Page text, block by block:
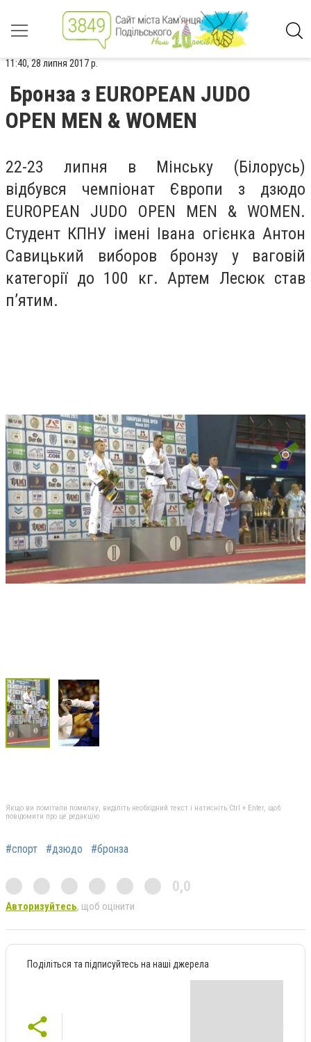
11:40, 28 липня 2017 р.
Бронза з EUROPEAN JUDO
OPEN MEN & WOMEN
22-23 липня в Мінську (Білорусь)
відбувся чемпіонат Європи з дзюдо
EUROPEAN JUDO OPEN MEN & WOMEN.
Студент КПНУ імені Івана огієнка Антон
Савицький виборов бронзу у ваговій
категорії до 100 кг. Артем Лесюк став
п’ятим.
Якщо ви помітили помилку, виділіть необхідний текст і натисніть Ctrl + Enter, щоб
повідомити про це редакцію
#спорт #дзюдо #бронза
0,0
Авторизуйтесь, щоб оцінити
Поділіться та підписуйтесь на наші джерела